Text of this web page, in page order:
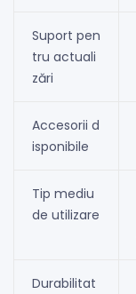
Suport pen
tru actuali
zări
Accesorii d
isponibile
Tip mediu
de utilizare
Durabilitat